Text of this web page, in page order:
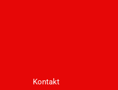
Kontakt